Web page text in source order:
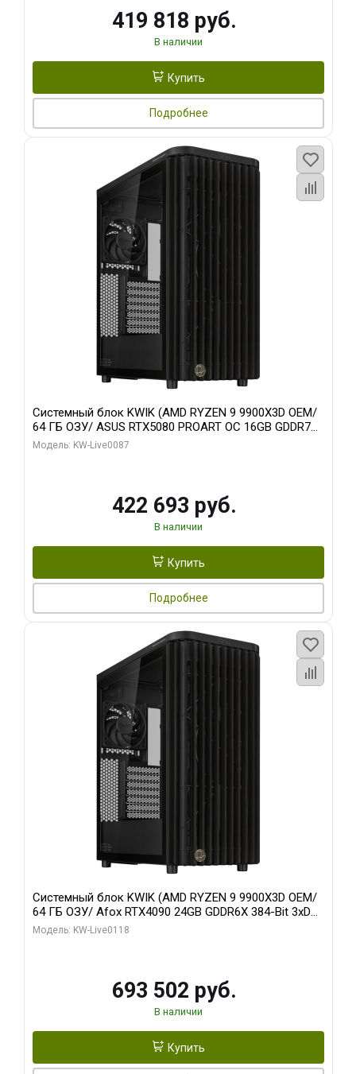
419 818 руб.
В наличии
Купить
Подробнее
Системный блок KWIK (AMD RYZEN 9 9900X3D OEM/
64 ГБ ОЗУ/ ASUS RTX5080 PROART OC 16GB GDDR7
256bit Type-C DP 2/ 1 ТБ SSD)
Модель: KW-Live0087
422 693 руб.
В наличии
Купить
Подробнее
Системный блок KWIK (AMD RYZEN 9 9900X3D OEM/
64 ГБ ОЗУ/ Afox RTX4090 24GB GDDR6X 384-Bit 3xDP
HDMI ATX Turbo/ 960 ГБ SSD)
Модель: KW-Live0118
693 502 руб.
В наличии
Купить